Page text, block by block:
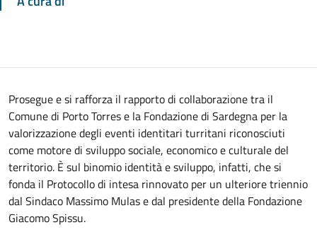
Prosegue e si rafforza il rapporto di collaborazione tra il
Comune di Porto Torres e la Fondazione di Sardegna per la
valorizzazione degli eventi identitari turritani riconosciuti
come motore di sviluppo sociale, economico e culturale del
territorio. È sul binomio identità e sviluppo, infatti, che si
fonda il Protocollo di intesa rinnovato per un ulteriore triennio
dal Sindaco Massimo Mulas e dal presidente della Fondazione
Giacomo Spissu.